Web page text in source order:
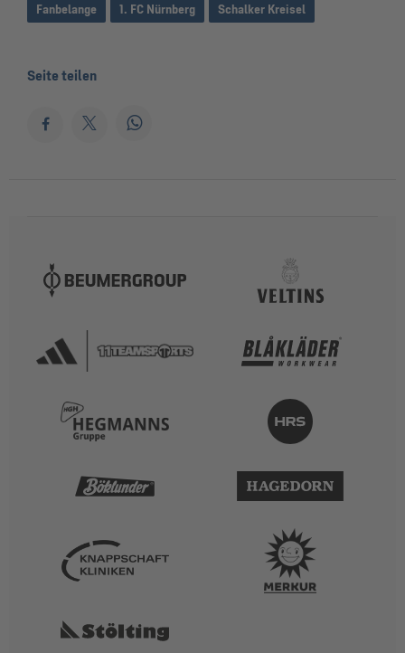
Fanbelange 1. FC Nürnberg Schalker Kreisel
Seite teilen